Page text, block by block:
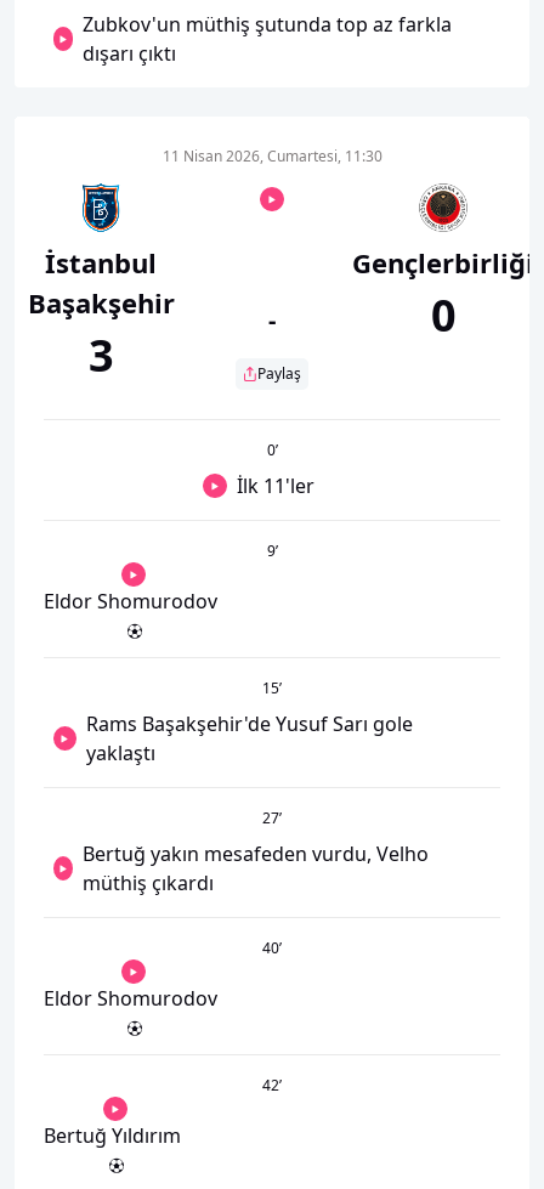
Zubkov'un müthiş şutunda top az farkla
dışarı çıktı
İstanbul
Başakşehir
3
11 Nisan 2026, Cumartesi, 11:30
-
Paylaş
Gençlerbirliği
0
0’
İlk 11'ler
9’
Eldor Shomurodov
15’
Rams Başakşehir'de Yusuf Sarı gole
yaklaştı
27’
Bertuğ yakın mesafeden vurdu, Velho
müthiş çıkardı
40’
Eldor Shomurodov
42’
Bertuğ Yıldırım